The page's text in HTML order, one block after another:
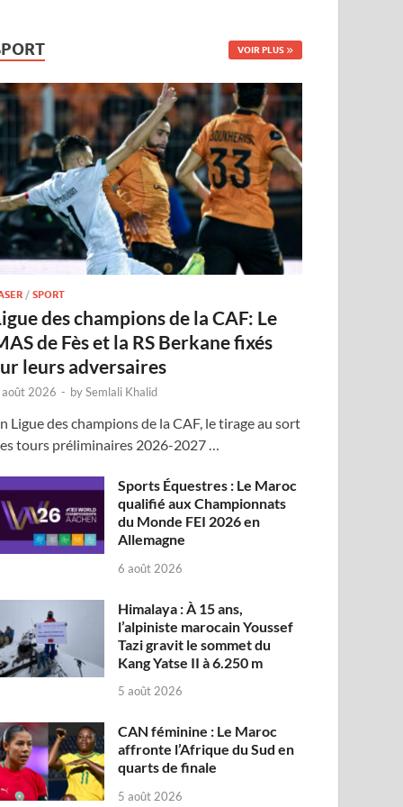
VOIR PLUS
/SPORT
des champions de la CAF: Le
de Fès et la RS Berkane fixés
leurs adversaires
2026 - bySemlali Khalid
Ligue des champions de la CAF, le tirage au sort
tours préliminaires 2026-2027 …
Sports Équestres : Le Maroc
qualifié aux Championnats
du Monde FEI 2026 en
Allemagne
6 août 2026
Himalaya : À 15 ans,
l’alpiniste marocain Youssef
Tazi gravit le sommet du
Kang Yatse II à 6.250 m
5 août 2026
CAN féminine : Le Maroc
affronte l’Afrique du Sud en
quarts de finale
5 août 2026